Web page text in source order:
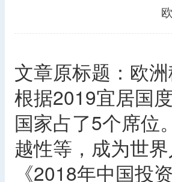
文章原标题：欧
根据2019宜居国
国家占了5个席位
越性等，成为世
《2018年中国投